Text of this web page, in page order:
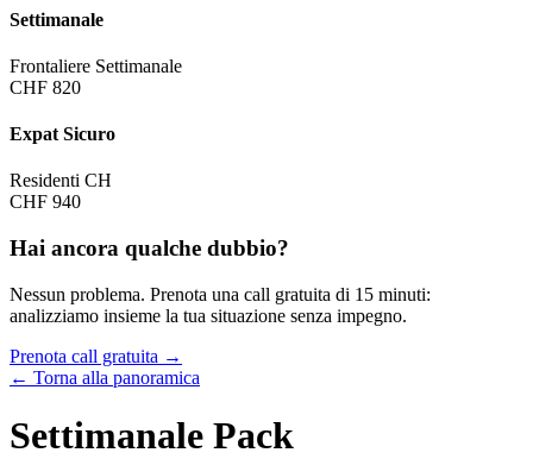
Settimanale
Frontaliere Settimanale
CHF 820
Expat Sicuro
Residenti CH
CHF 940
Hai ancora qualche dubbio?
Nessun problema. Prenota una call gratuita di 15 minuti:
analizziamo insieme la tua situazione senza impegno.
Prenota call gratuita →
← Torna alla panoramica
Settimanale Pack